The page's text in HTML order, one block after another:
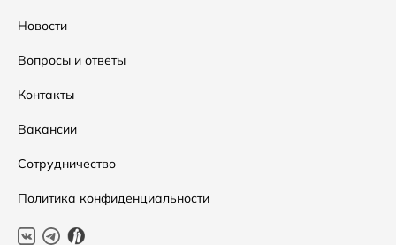
Распродажа
Подарочные сертификаты
Таблица размеров
Уход за одеждой
Новости
Вопросы и ответы
Контакты
Вакансии
Сотрудничество
Политика конфиденциальности